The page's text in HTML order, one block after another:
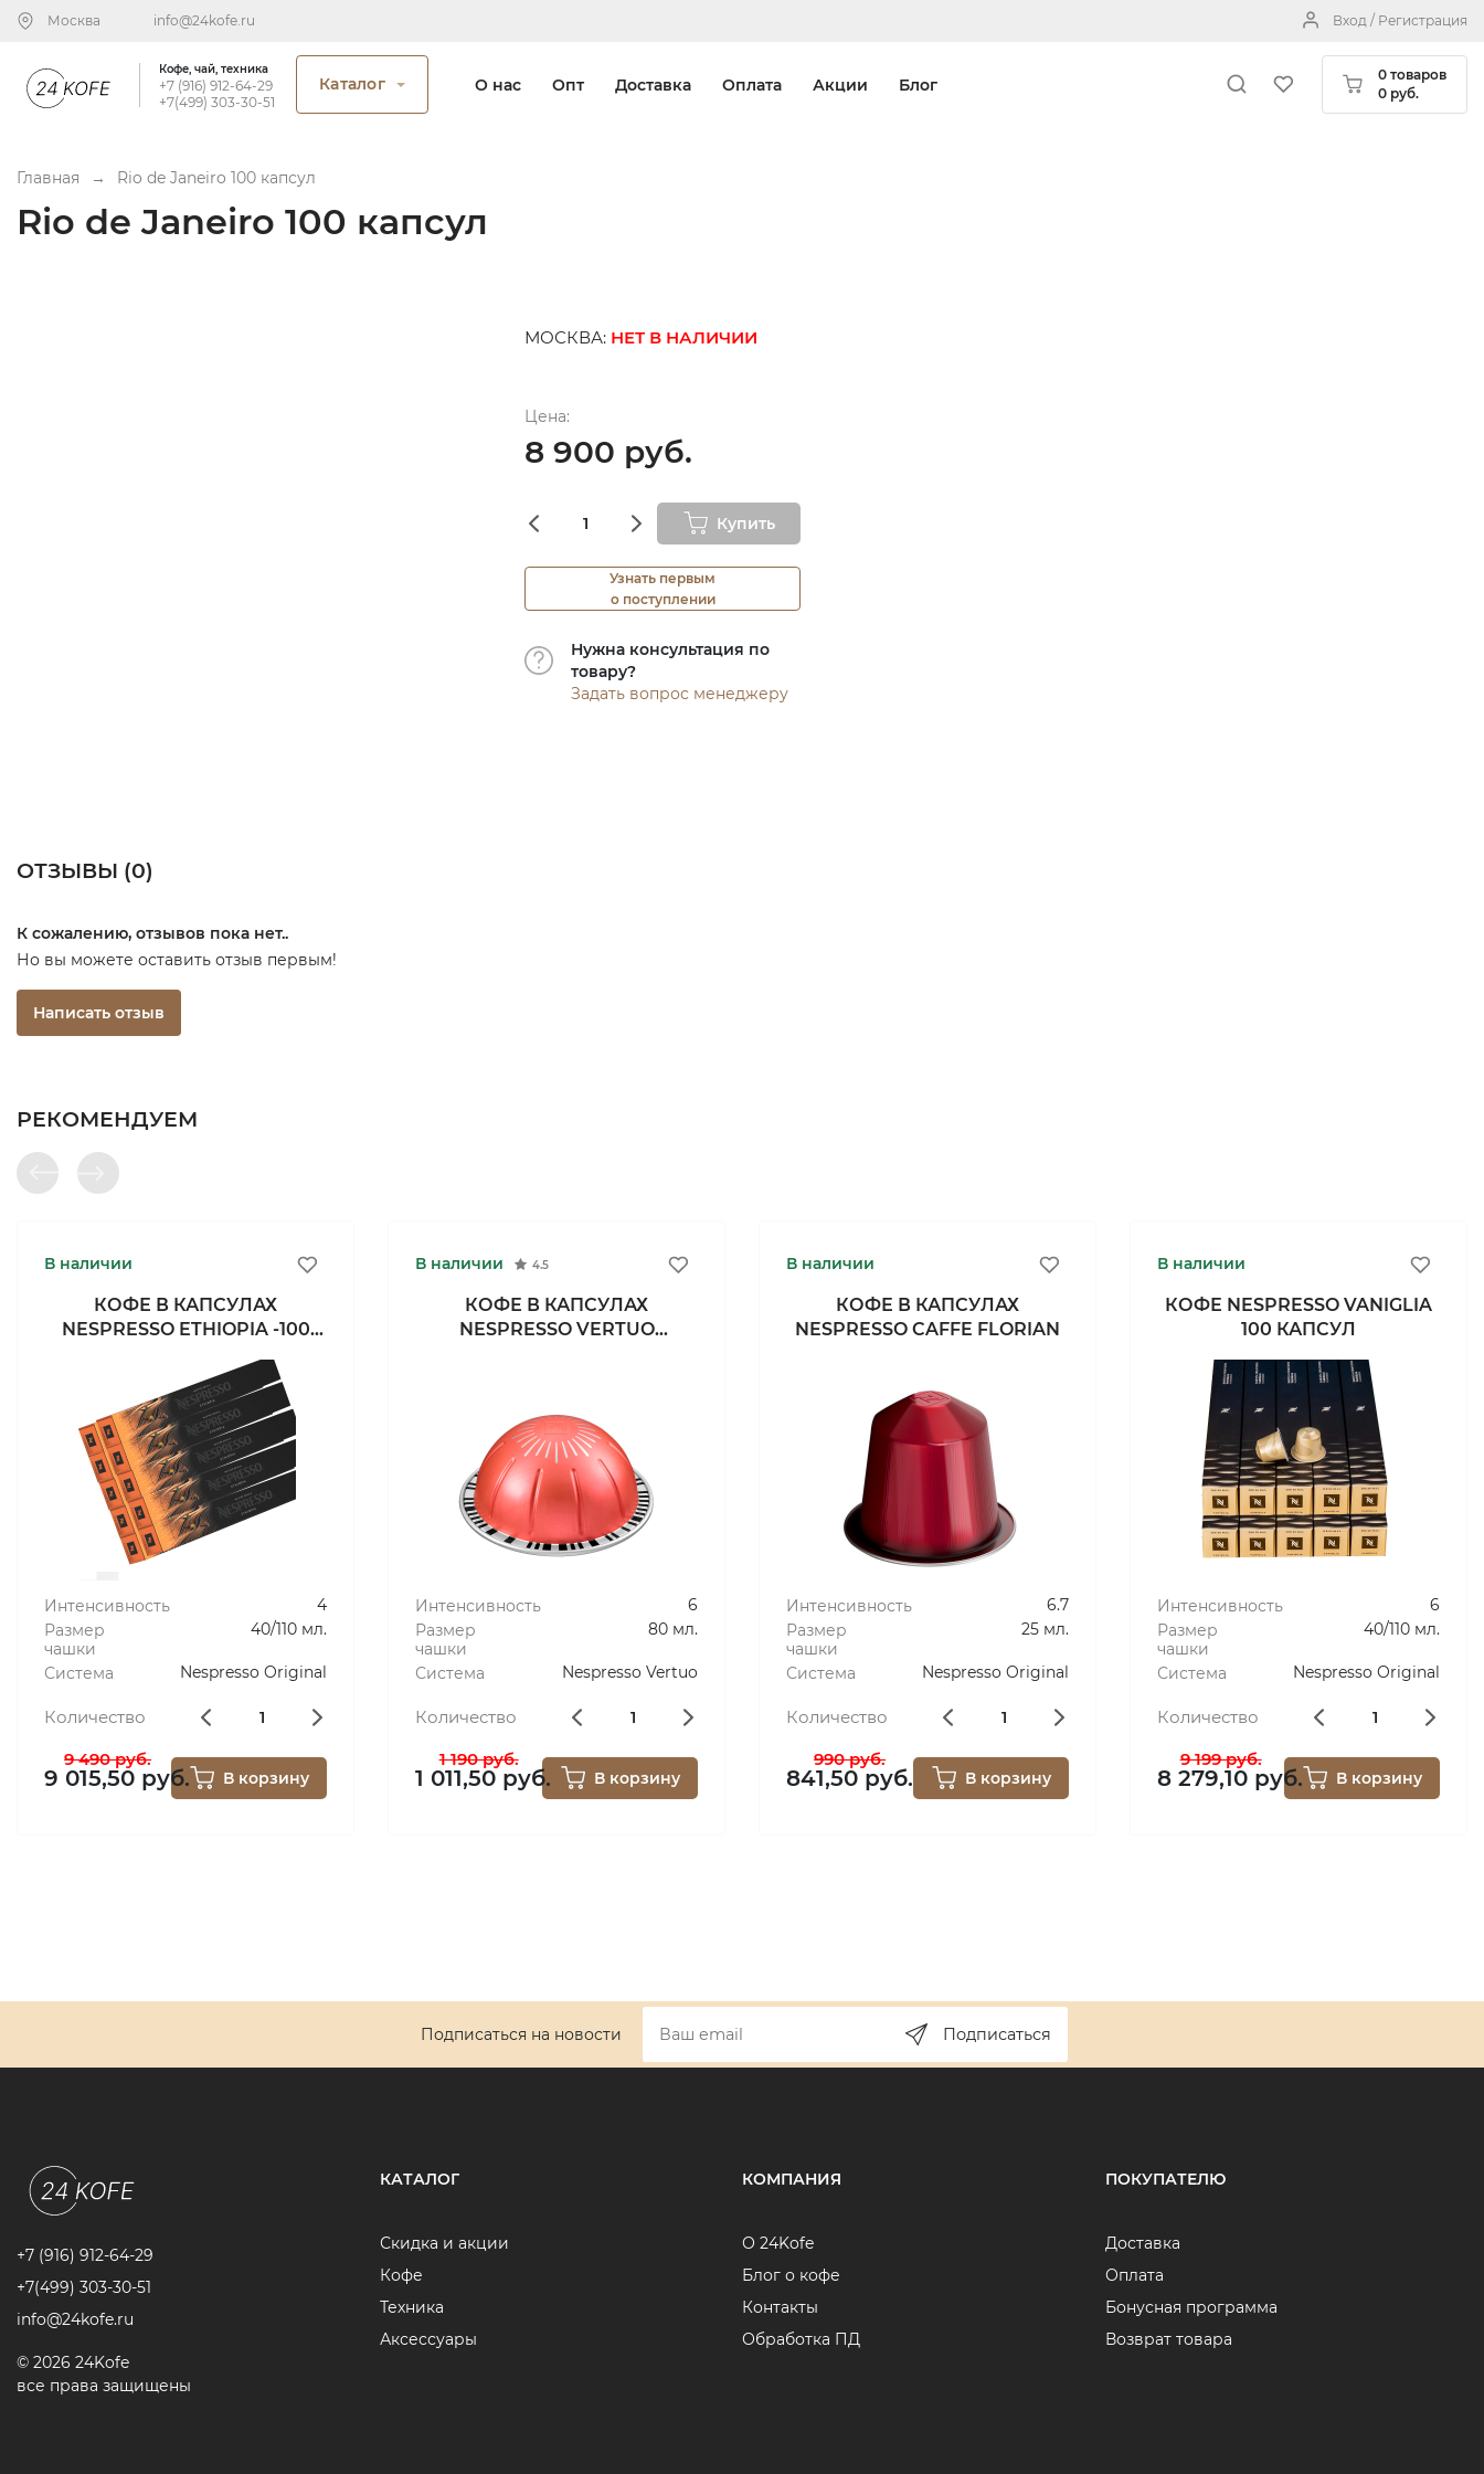
Вход / Регистрация
Москва info@24kofe.ru
0 товаров
0 руб.
Кофе, чай, техника
+7 (916) 912-64-29
+7(499) 303-30-51
Каталог О нас Опт Доставка Оплата Акции Блог
Главная → Rio de Janeiro 100 капсул
Rio de Janeiro 100 капсул
МОСКВА: НЕТ В НАЛИЧИИ
Цена:
8 900 руб.
Купить
Узнать первым
о поступлении
Нужна консультация по
товару?
Задать вопрос менеджеру
ОТЗЫВЫ (0)
К сожалению, отзывов пока нет..
Но вы можете оставить отзыв первым!
Написать отзыв
РЕКОМЕНДУЕМ
В наличии
КОФЕ В КАПСУЛАХ
NESPRESSO ETHIOPIA -100
Интенсивность
4
Размер
чашки
40/110 мл.
Система Nespresso Original
Количество
9 490 руб.
9 015,50 руб. В корзину
В наличии 4.5
КОФЕ В КАПСУЛАХ
NESPRESSO VERTUO
Интенсивность
6
Размер
чашки
80 мл.
Система Nespresso Vertuo
Количество
1 190 руб.
1 011,50 руб. В корзину
В наличии
КОФЕ В КАПСУЛАХ
NESPRESSO CAFFE FLORIAN
Интенсивность
6.7
Размер
чашки
25 мл.
Система Nespresso Original
Количество
990 руб.
841,50 руб. В корзину
В наличии
КОФЕ NESPRESSO VANIGLIA
100 КАПСУЛ
Интенсивность
6
Размер
чашки
40/110 мл.
Система Nespresso Original
Количество
9 199 руб.
8 279,10 руб. В корзину
Подписаться на новости Подписаться
+7 (916) 912-64-29
+7(499) 303-30-51
info@24kofe.ru
© 2026 24Kofe
все права защищены
КАТАЛОГ
Скидка и акции
Кофе
Техника
Аксессуары
КОМПАНИЯ
О 24Kofe
Блог о кофе
Контакты
Обработка ПД
ПОКУПАТЕЛЮ
Доставка
Оплата
Бонусная программа
Возврат товара